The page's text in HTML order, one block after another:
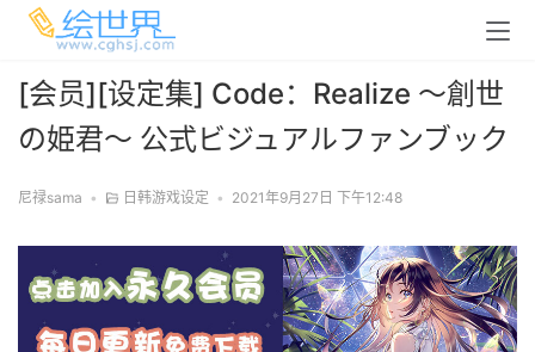
[会员][设定集] Code：Realize ～創世
の姫君～ 公式ビジュアルファンブック
尼禄sama • 日韩游戏设定 • 2021年9月27日 下午12:48